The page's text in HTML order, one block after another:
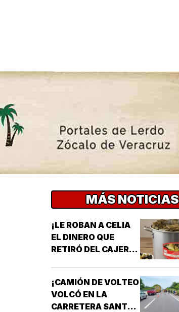
MÁS NOTICIAS
¡LE ROBAN A CELIA
EL DINERO QUE
RETIRÓ DEL CAJERO
¡CAMIÓN DE VOLTEO
VOLCÓ EN LA
CARRETERA SANTA